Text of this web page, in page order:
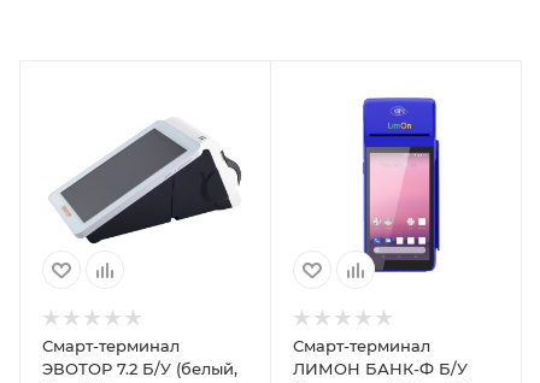
Смарт-терминал
ЭВОТОР 7.2 Б/У (белый,
Смарт-терминал
ЛИМОН БАНК-Ф Б/У